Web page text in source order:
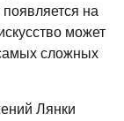
появляется на
может
сложных
Лянки